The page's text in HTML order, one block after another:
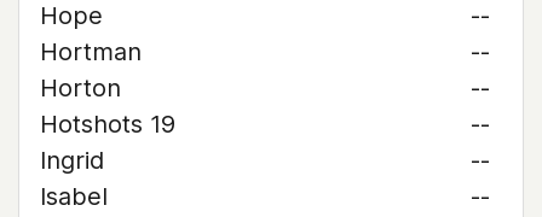
Hope
--
Hortman
--
Horton
--
Hotshots 19
--
Ingrid
--
Isabel
--